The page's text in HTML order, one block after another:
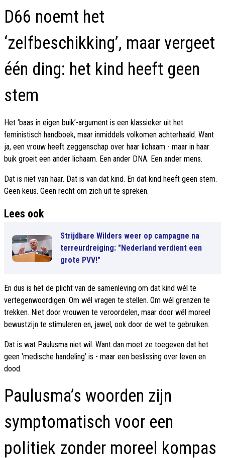
D66 noemt het
‘zelfbeschikking’, maar vergeet
één ding: het kind heeft geen
stem
Het ‘baas in eigen buik’-argument is een klassieker uit het
feministisch handboek, maar inmiddels volkomen achterhaald. Want
ja, een vrouw heeft zeggenschap over haar lichaam - maar in haar
buik groeit een ander lichaam. Een ander DNA. Een ander mens.
Dat is niet van haar. Dat is van dat kind. En dat kind heeft geen stem.
Geen keus. Geen recht om zich uit te spreken.
Lees ook
Strijdbare Wilders weer op campagne na
terreurdreiging: "Nederland verdient een
grote PVV!"
En dus is het de plicht van de samenleving om dat kind wél te
vertegenwoordigen. Om wél vragen te stellen. Om wél grenzen te
trekken. Niet door vrouwen te veroordelen, maar door wél moreel
bewustzijn te stimuleren en, jawel, ook door de wet te gebruiken.
Dat is wat Paulusma niet wil. Want dan moet ze toegeven dat het
geen ‘medische handeling’ is - maar een beslissing over leven en
dood.
Paulusma’s woorden zijn
symptomatisch voor een
politiek zonder moreel kompas